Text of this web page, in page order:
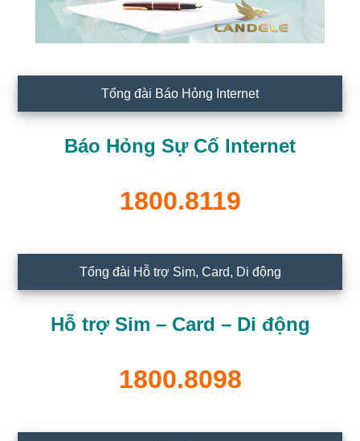
Tổng đài Báo Hỏng Internet
Báo Hỏng Sự Cố Internet
1800.8119
Tổng đài Hỗ trợ Sim, Card, Di động
Hỗ trợ Sim – Card – Di động
1800.8098